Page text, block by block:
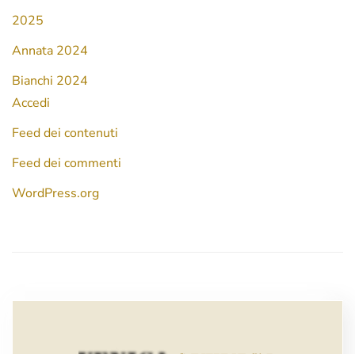
2025
Annata 2024
Bianchi 2024
Accedi
Feed dei contenuti
Feed dei commenti
WordPress.org